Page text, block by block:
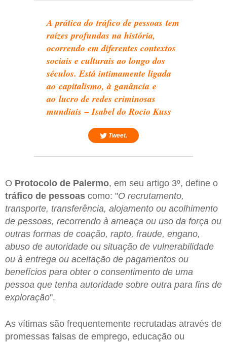
A prática do tráfico de pessoas tem
raízes profundas na história,
ocorrendo em diferentes contextos
sociais e culturais ao longo dos
séculos. Está intimamente ligada
ao capitalismo, à ganância e
ao lucro de redes criminosas
mundiais – Isabel do Rocio Kuss
Tweet.
O Protocolo de Palermo, em seu artigo 3º, define o
tráfico de pessoas como: "O recrutamento,
transporte, transferência, alojamento ou acolhimento
de pessoas, recorrendo à ameaça ou uso da força ou
outras formas de coação, rapto, fraude, engano,
abuso de autoridade ou situação de vulnerabilidade
ou à entrega ou aceitação de pagamentos ou
benefícios para obter o consentimento de uma
pessoa que tenha autoridade sobre outra para fins de
exploração".
As vítimas são frequentemente recrutadas através de
promessas falsas de emprego, educação ou